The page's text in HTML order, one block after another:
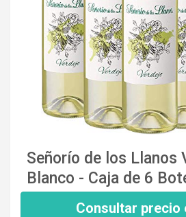
Señorío de los Llanos
Blanco - Caja de 6
Consultar precio